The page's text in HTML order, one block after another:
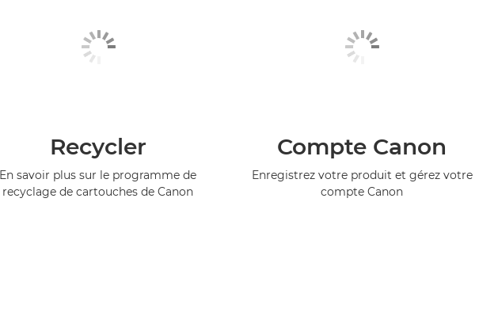
Recycler
En savoir plus sur le programme de
recyclage de cartouches de Canon
Compte Canon
Enregistrez votre produit et gérez votre
compte Canon